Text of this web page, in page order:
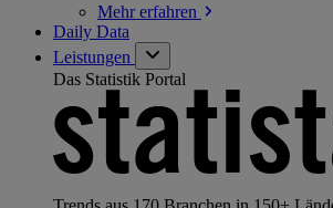
Mehrerfahren
Daily Data
Leistungen
Das Statistik Portal